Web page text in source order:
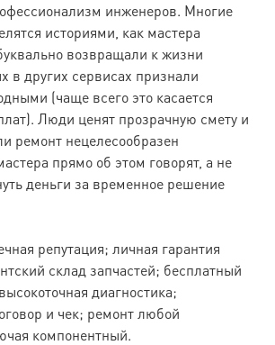
инженеров. Многие
историями, как мастера
возвращали к жизни
в других сервисах признали
(чаще всего это касается
Люди ценят прозрачную смету и
ремонт нецелесообразен
прямо об этом говорят, а не
деньги за временное решение
репутация; личная гарантия
склад запчастей; бесплатный
диагностика;
и чек; ремонт любой
компонентный.